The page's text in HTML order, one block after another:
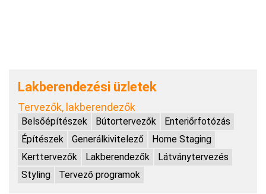
Lakberendezési üzletek
Tervezők, lakberendezők
Belsőépítészek Bútortervezők
Enteriőrfotózás
Építészek
Generálkivitelező
Home Staging
Kerttervezők
Lakberendezők
Látványtervezés
Styling
Tervező programok